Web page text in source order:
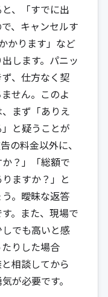
、「すでに出
、キャンセルす
かります」など
します。パニッ
、仕方なく契
せん。このよ
まず「ありえ
と疑うことが
の料金以外に、
？」「総額で
ますか？」と
。曖昧な返答
。また、現場で
でも高いと感
りした場合
相談してから
が必要です。